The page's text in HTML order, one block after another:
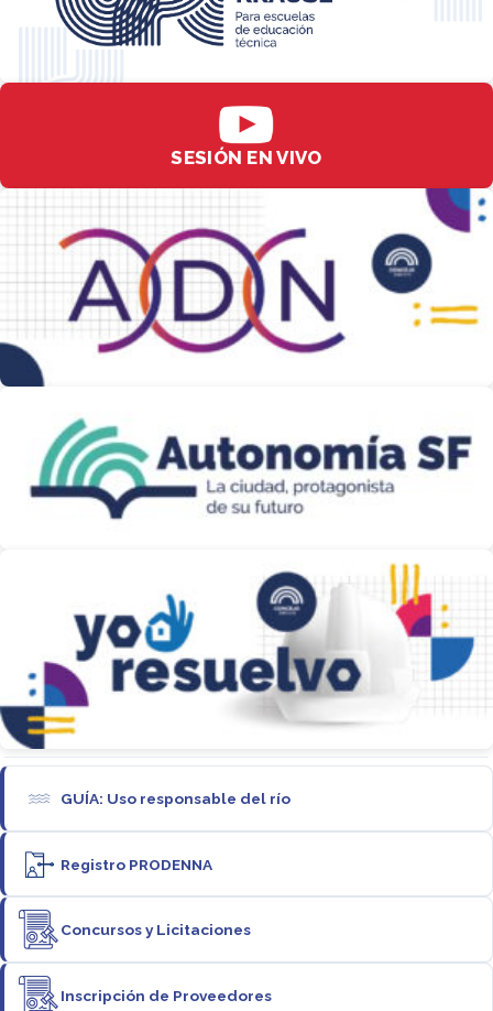
SESIÓN EN VIVO
GUÍA: Uso responsable del río
Registro PRODENNA
Concursos y Licitaciones
Inscripción de Proveedores